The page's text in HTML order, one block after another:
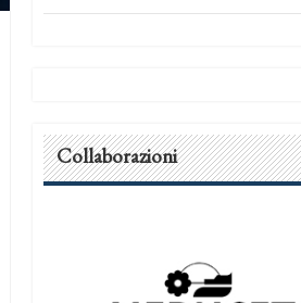
Collaborazioni